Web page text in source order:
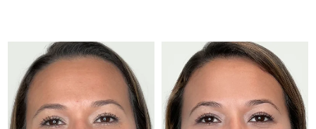
08/08/2026
Irlandia
Oczekiwany czas dostawy
10/08/2026
Wyspa Man
Oczekiwany czas dostawy
12/08/2026